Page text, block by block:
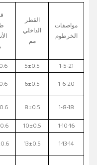
مواصفات
الخرطوم
القطر
الداخلي
مم
1-5-21
5±0.5
1-6-20
6±0.5
1-8-18
8±0.5
1-10-16
10±0.5
1-13-14
13±0.5